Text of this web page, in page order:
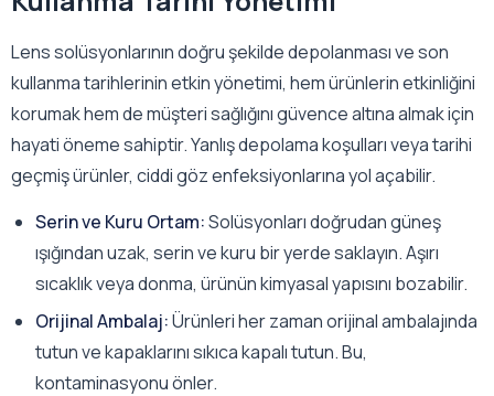
Lens solüsyonlarının doğru şekilde depolanması ve son
kullanma tarihlerinin etkin yönetimi, hem ürünlerin etkinliğini
korumak hem de müşteri sağlığını güvence altına almak için
hayati öneme sahiptir. Yanlış depolama koşulları veya tarihi
geçmiş ürünler, ciddi göz enfeksiyonlarına yol açabilir.
Serin ve Kuru Ortam:Solüsyonları doğrudan güneş
ışığından uzak, serin ve kuru bir yerde saklayın. Aşırı
sıcaklık veya donma, ürünün kimyasal yapısını bozabilir.
Orijinal Ambalaj:Ürünleri her zaman orijinal ambalajında
tutun ve kapaklarını sıkıca kapalı tutun. Bu,
kontaminasyonu önler.